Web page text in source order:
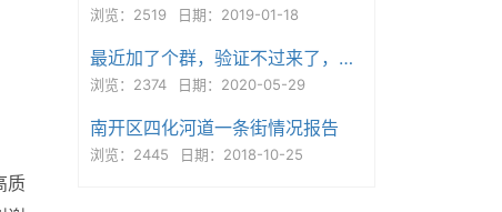
质
浏览：2519 日期：2019-01-18
最近加了个群，验证不过来了，感觉身体被掏空
浏览：2374 日期：2020-05-29
南开区四化河道一条街情况报告
浏览：2445 日期：2018-10-25